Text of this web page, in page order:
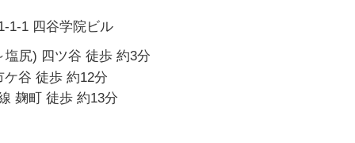
1-1 四谷学院ビル
塩尻) 四ツ谷 徒歩 約3分
谷 徒歩 約12分
麹町 徒歩 約13分